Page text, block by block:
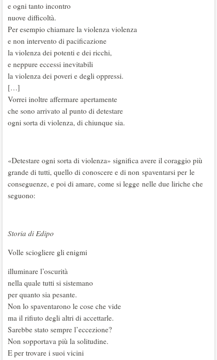
e ogni tanto incontro
nuove difficoltà.
Per esempio chiamare la violenza violenza
e non intervento di pacificazione
la violenza dei potenti e dei ricchi,
e neppure eccessi inevitabili
la violenza dei poveri e degli oppressi.
[…]
Vorrei inoltre affermare apertamente
che sono arrivato al punto di detestare
ogni sorta di violenza, di chiunque sia.
«Detestare ogni sorta di violenza» significa avere il coraggio più
grande di tutti, quello di conoscere e di non spaventarsi per le
conseguenze, e poi di amare, come si legge nelle due liriche che
seguono:
Storia di Edipo
Volle sciogliere gli enigmi
illuminare l’oscurità
nella quale tutti si sistemano
per quanto sia pesante.
Non lo spaventarono le cose che vide
ma il rifiuto degli altri di accettarle.
Sarebbe stato sempre l’eccezione?
Non sopportava più la solitudine.
E per trovare i suoi vicini